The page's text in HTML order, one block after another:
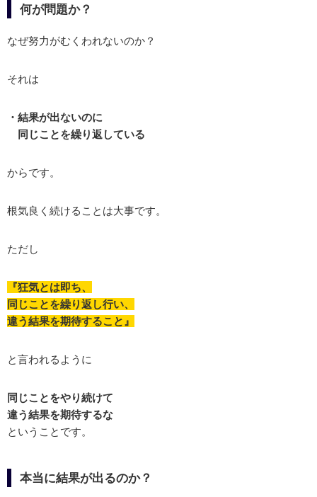
何が問題か？
なぜ努力がむくわれないのか？
それは
・結果が出ないのに
同じことを繰り返している
からです。
根気良く続けることは大事です。
ただし
『狂気とは即ち、
同じことを繰り返し行い、
違う結果を期待すること』
と言われるように
同じことをやり続けて
違う結果を期待するな
ということです。
本当に結果が出るのか？